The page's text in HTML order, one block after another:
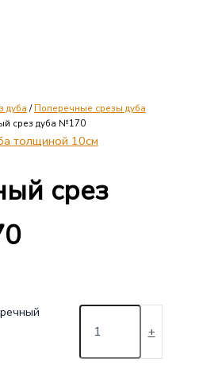
дуба /Поперечные срезы дуба
срез дуба №170
толщиной 10см
срез
+